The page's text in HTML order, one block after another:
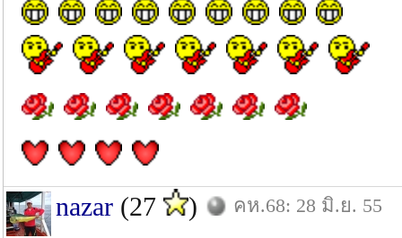
nazar (27 ) คห.68: 28 มิ.ย. 55